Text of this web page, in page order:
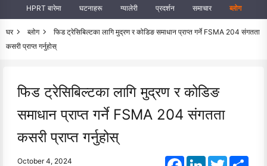
HPRT बारेमा घटनाहरू ग्यालेरी प्रदर्शन समाचार ब्लोग
घर ब्लोग
फिड ट्रेसिबिल्टका लागि मुद्रण र कोडिङ समाधान प्राप्त गर्ने FSMA 204 संगतता
कसरी प्राप्त गर्नुहोस्
फिड ट्रेसिबिल्टका लागि मुद्रण र कोडिङ
समाधान प्राप्त गर्ने FSMA 204 संगतता
कसरी प्राप्त गर्नुहोस्
October 4, 2024 FacebookLinkedInTwitter